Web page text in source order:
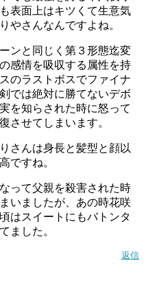
表面上はキツくて生意気
やさんなんですよね。
ンと同じく第３形態迄変
感情を吸収する属性を持
のラストボスでファイナ
では絶対に勝てないデボ
を知らされた時に怒って
させてしまいます。
さんは身長と髪型と顔以
ですね。
って父親を殺害された時
いましたが、あの時花咲
はスイートにもバトンタ
ました。
返信